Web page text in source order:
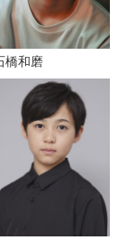
橋和磨